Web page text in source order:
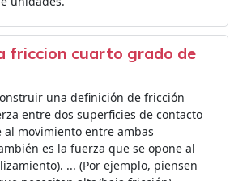
friccion cuarto grado de
una definición de fricción
entre dos superficies de contacto
al movimiento entre ambas
es la fuerza que se opone al
... (Por ejemplo, piensen